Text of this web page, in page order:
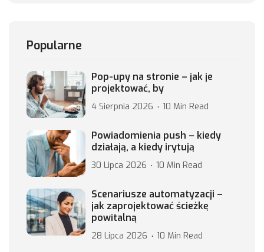
Popularne
Pop-upy na stronie – jak je
projektować, by
4 Sierpnia 2026 10 Min Read
Powiadomienia push – kiedy
działają, a kiedy irytują
30 Lipca 2026 10 Min Read
Scenariusze automatyzacji –
jak zaprojektować ścieżkę
powitalną
28 Lipca 2026 10 Min Read